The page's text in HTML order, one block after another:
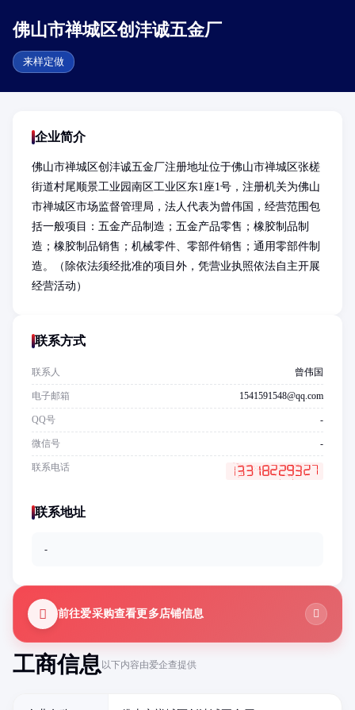
佛山市禅城区创沣诚五金厂
来样定做
工商信息以下内容由爱企查提供
企业简介
佛山市禅城区创沣诚五金厂注册地址位于佛山市禅城区张槎
街道村尾顺景工业园南区工业区东1座1号，注册机关为佛山
市禅城区市场监督管理局，法人代表为曾伟国，经营范围包
括一般项目：五金产品制造；五金产品零售；橡胶制品制
造；橡胶制品销售；机械零件、零部件销售；通用零部件制
造。（除依法须经批准的项目外，凭营业执照依法自主开展
经营活动）
联系方式
联系人 曾伟国
电子邮箱 1541591548@qq.com
QQ号 -
微信号 -
联系电话
联系地址
-
前往爱采购查看更多店铺信息